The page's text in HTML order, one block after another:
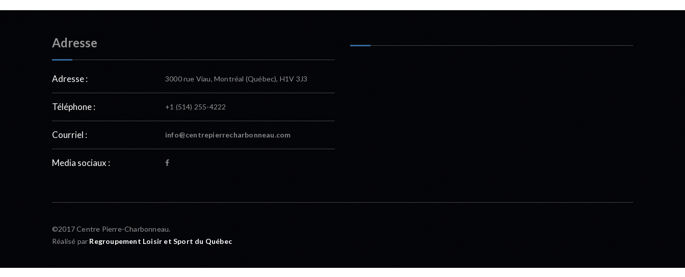
Adresse
Adresse : 3000 rue Viau, Montréal (Québec), H1V 3J3
Téléphone : +1 (514) 255-4222
Courriel : info@centrepierrecharbonneau.com
Media sociaux :
©2017 Centre Pierre-Charbonneau.
Réalisé par Regroupement Loisir et Sport du Québec